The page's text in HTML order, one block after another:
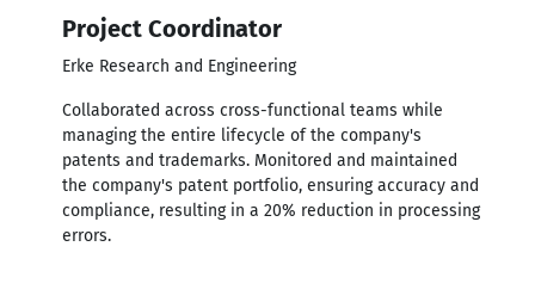
Project Coordinator
Erke Research and Engineering
Collaborated across cross-functional teams while
managing the entire lifecycle of the company's
patents and trademarks. Monitored and maintained
the company's patent portfolio, ensuring accuracy and
compliance, resulting in a 20% reduction in processing
errors.